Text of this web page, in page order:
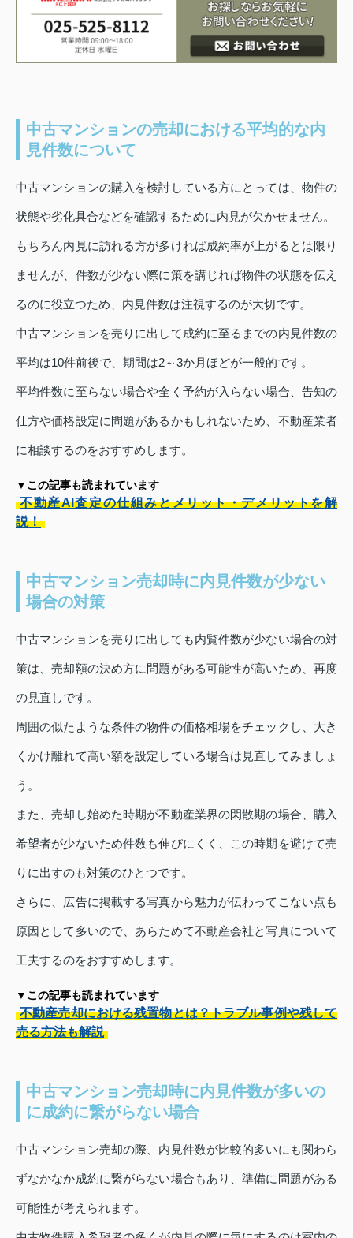
中古マンションの売却における平均的な内
見件数について
中古マンションの購入を検討している方にとっては、物件の
状態や劣化具合などを確認するために内見が欠かせません。
もちろん内見に訪れる方が多ければ成約率が上がるとは限り
ませんが、件数が少ない際に策を講じれば物件の状態を伝え
るのに役立つため、内見件数は注視するのが大切です。
中古マンションを売りに出して成約に至るまでの内見件数の
平均は10件前後で、期間は2～3か月ほどが一般的です。
平均件数に至らない場合や全く予約が入らない場合、告知の
仕方や価格設定に問題があるかもしれないため、不動産業者
に相談するのをおすすめします。
▼この記事も読まれています
不動産AI査定の仕組みとメリット・デメリットを解
説！
中古マンション売却時に内見件数が少ない
場合の対策
中古マンションを売りに出しても内覧件数が少ない場合の対
策は、売却額の決め方に問題がある可能性が高いため、再度
の見直しです。
周囲の似たような条件の物件の価格相場をチェックし、大き
くかけ離れて高い額を設定している場合は見直してみましょ
う。
また、売却し始めた時期が不動産業界の閑散期の場合、購入
希望者が少ないため件数も伸びにくく、この時期を避けて売
りに出すのも対策のひとつです。
さらに、広告に掲載する写真から魅力が伝わってこない点も
原因として多いので、あらためて不動産会社と写真について
工夫するのをおすすめします。
▼この記事も読まれています
不動産売却における残置物とは？トラブル事例や残して
売る方法も解説
中古マンション売却時に内見件数が多いの
に成約に繋がらない場合
中古マンション売却の際、内見件数が比較的多いにも関わら
ずなかなか成約に繋がらない場合もあり、準備に問題がある
可能性が考えられます。